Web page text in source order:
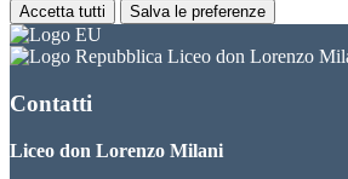
Accetta tutti Salva le preferenze
Liceo don Lorenzo
Contatti
Liceo don Lorenzo Milani